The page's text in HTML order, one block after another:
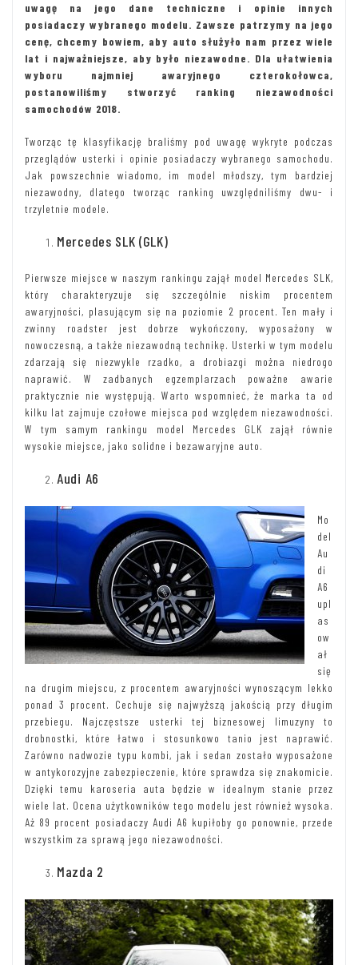
uwagę na jego dane techniczne i opinie innych
posiadaczy wybranego modelu. Zawsze patrzymy na jego
cenę, chcemy bowiem, aby auto służyło nam przez wiele
lat i najważniejsze, aby było niezawodne. Dla ułatwienia
wyboru najmniej awaryjnego czterokołowca,
postanowiliśmy stworzyć ranking niezawodności
samochodów 2018.
Tworząc tę klasyfikację braliśmy pod uwagę wykryte podczas
przeglądów usterki i opinie posiadaczy wybranego samochodu.
Jak powszechnie wiadomo, im model młodszy, tym bardziej
niezawodny, dlatego tworząc ranking uwzględniliśmy dwu- i
trzyletnie modele.
Mercedes SLK (GLK)
Pierwsze miejsce w naszym rankingu zajął model Mercedes SLK,
który charakteryzuje się szczególnie niskim procentem
awaryjności, plasującym się na poziomie 2 procent. Ten mały i
zwinny roadster jest dobrze wykończony, wyposażony w
nowoczesną, a także niezawodną technikę. Usterki w tym modelu
zdarzają się niezwykle rzadko, a drobiazgi można niedrogo
naprawić. W zadbanych egzemplarzach poważne awarie
praktycznie nie występują. Warto wspomnieć, że marka ta od
kilku lat zajmuje czołowe miejsca pod względem niezawodności.
W tym samym rankingu model Mercedes GLK zajął równie
wysokie miejsce, jako solidne i bezawaryjne auto.
Audi A6
Mo
del
Au
di
A6
upl
as
ow
ał
się
na drugim miejscu, z procentem awaryjności wynoszącym lekko
ponad 3 procent. Cechuje się najwyższą jakością przy długim
przebiegu. Najczęstsze usterki tej biznesowej limuzyny to
drobnostki, które łatwo i stosunkowo tanio jest naprawić.
Zarówno nadwozie typu kombi, jak i sedan zostało wyposażone
w antykorozyjne zabezpieczenie, które sprawdza się znakomicie.
Dzięki temu karoseria auta będzie w idealnym stanie przez
wiele lat. Ocena użytkowników tego modelu jest również wysoka.
Aż 89 procent posiadaczy Audi A6 kupiłoby go ponownie, przede
wszystkim za sprawą jego niezawodności.
Mazda 2